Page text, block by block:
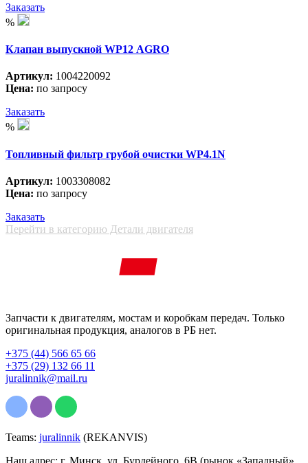
Заказать
%
Клапан выпускной WP12 АGRO
Артикул: 1004220092
Цена: по запросу
Заказать
%
Топливный фильтр грубой очистки WP4.1N
Артикул: 1003308082
Цена: по запросу
Заказать
Перейти в категорию Детали двигателя
Запчасти к двигателям, мостам и коробкам передач. Только
оригинальная продукция, аналогов в РБ нет.
+375 (44) 566 65 66
+375 (29) 132 66 11
juralinnik@mail.ru
Teams: juralinnik (REKANVIS)
Наш адрес: г. Минск, ул. Бурдейного, 6В (рынок «Западный»,